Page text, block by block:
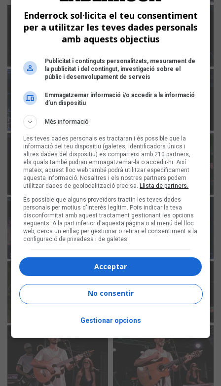
Enderrock sol·licita el teu consentiment
per a utilitzar les teves dades personals
amb aquests objectius
Publicitat i continguts personalitzats, mesurament de
la publicitat i del contingut, investigació sobre el
públic i desenvolupament de serveis
Emmagatzemar informació i/o accedir a la informació
d’un dispositiu
Més informació
Les teves dades personals es tractaran i és possible que la
informació del teu dispositiu (galetes, identificadors únics i
altres dades del dispositiu) es comparteixi amb 210 partners,
els quals també podran emmagatzemar-la o accedir-hi. Així
mateix, aquest lloc web també podrà utilitzar específicament
aquesta informació. Nosaltres i els nostres partners podem
utilitzar dades de geolocalització precisa. Llista de partners.
És possible que alguns proveïdors tractin les teves dades
personals per motius d'interès legítim. Pots indicar la teva
disconformitat amb aquest tractament gestionant les opcions
següents. A la part inferior d'aquesta pàgina o al menú del lloc
web, cerca un enllaç per gestionar o retirar el consentiment a la
configuració de privadesa i de galetes.
Acceptar
No consentir
Gestionar opcions